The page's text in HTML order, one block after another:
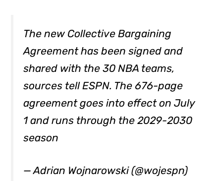
The new Collective Bargaining
Agreement has been signed and
shared with the 30 NBA teams,
sources tell ESPN. The 676-page
agreement goes into effect on July
1 and runs through the 2029-2030
season
— Adrian Wojnarowski (@wojespn)